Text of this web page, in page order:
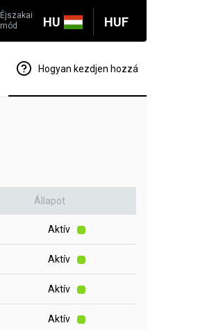
HU HUF
Éjszakai
mód
Hogyan kezdjen hozzá
Állapot
Aktív
Aktív
Aktív
Aktív